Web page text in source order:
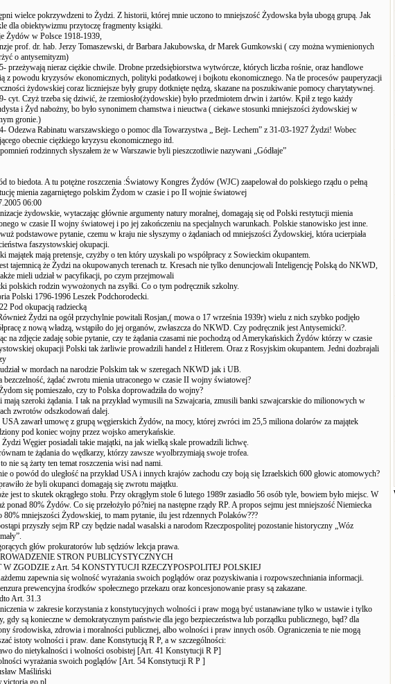
wielce pokrzywdzeni to Żydzi. Z historii, której mnie uczono to mniejszość Żydowska była ubogą grupą. Jak
dla obiektywizmu przytoczę fragmenty książki.
Żydów w Polsce 1918-1939,
prof. dr. hab. Jerzy Tomaszewski, dr Barbara Jakubowska, dr Marek Gumkowski ( czy można wymienionych
o antysemityzm)
przeżywają nieraz ciężkie chwile. Drobne przedsiębiorstwa wytwórcze, których liczba rośnie, oraz handlowe
z powodu kryzysów ekonomicznych, polityki podatkowej i bojkotu ekonomicznego. Na tle procesów pauperyzacji
żydowskiej coraz liczniejsze były grupy dotknięte nędzą, skazane na poszukiwanie pomocy charytatywnej.
cyt. Czyż trzeba się dziwić, że rzemiosło(żydowskie) było przedmiotem drwin i żartów. Kpił z tego każdy
i Żyd nabożny, bo było synonimem chamstwa i nieuctwa ( ciekawe stosunki mniejszości żydowskiej w
gronie.)
Odezwa Rabinatu warszawskiego o pomoc dla Towarzystwa „ Bejt- Lechem” z 31-03-1927 Żydzi! Wobec
obecnie ciężkiego kryzysu ekonomicznego itd.
rodzinnych słyszałem że w Warszawie byli pieszczotliwie nazywani „Gódłaje”
to biedota. A tu potężne roszczenia :Światowy Kongres Żydów (WJC) zaapelował do polskiego rządu o pełną
mienia zagarniętego polskim Żydom w czasie i po II wojnie światowej
06:00
żydowskie, wytaczając głównie argumenty natury moralnej, domagają się od Polski restytucji mienia
w czasie II wojny światowej i po jej zakończeniu na specjalnych warunkach. Polskie stanowisko jest inne.
podstawowe pytanie, czemu w kraju nie słyszymy o żądaniach od mniejszości Żydowskiej, która ucierpiała
faszystowskiej okupacji.
majątek mają pretensje, czyżby o ten który uzyskali po współpracy z Sowieckim okupantem.
tajemnicą że Żydzi na okupowanych terenach tz. Kresach nie tylko denuncjowali Inteligencję Polską do NKWD,
mieli udział w pacyfikacji, po czym przejmowali
polskich rodzin wywożonych na zsyłki. Co o tym podręcznik szkolny.
Polski 1796-1996 Leszek Podchorodecki.
Pod okupacją radziecką
Żydzi na ogół przychylnie powitali Rosjan,( mowa o 17 września 1939r) wielu z nich szybko podjęło
z nową władzą, wstąpiło do jej organów, zwłaszcza do NKWD. Czy podręcznik jest Antysemicki?.
na zdjęcie zadaję sobie pytanie, czy te żądania czasami nie pochodzą od Amerykańskich Żydów którzy w czasie
okupacji Polski tak żarliwie prowadzili handel z Hitlerem. Oraz z Rosyjskim okupantem. Jedni dozbrajali
w mordach na narodzie Polskim tak w szeregach NKWD jak i UB.
bezczelność, żądać zwrotu mienia utraconego w czasie II wojny światowej?
się pomieszało, czy to Polska doprowadziła do wojny?
mają szeroki żądania. I tak na przykład wymusili na Szwajcaria, zmusili banki szwajcarskie do milionowych w
zwrotów odszkodowań dalej.
USA zawarł umowę z grupą węgierskich Żydów, na mocy, której zwróci im 25,5 miliona dolarów za majątek
pod koniec wojny przez wojsko amerykańskie.
Żydzi Węgier posiadali takie majątki, na jak wielką skale prowadzili lichwę.
te żądania do wędkarzy, którzy zawsze wyolbrzymiają swoje trofea.
nie są żarty ten temat roszczenia wisi nad nami.
o powód do uległość na przykład USA i innych krajów zachodu czy boją się Izraelskich 600 głowic atomowych?
że byli okupanci domagają się zwrotu majątku.
jest to skutek okrągłego stołu. Przy okrągłym stole 6 lutego 1989r zasiadło 56 osób tyle, bowiem było miejsc. W
ponad 80% Żydów. Co się przełożyło pó?niej na następne rządy RP. A propos sejmu jest mniejszość Niemiecka
80% mniejszości Żydowskiej, to mam pytanie, ilu jest rdzennych Polaków???
przyszły sejm RP czy będzie nadal wasalski a narodom Rzeczpospolitej pozostanie historyczny „Wóz
głów prokuratorów lub sędziów lekcja prawa.
STRON PUBLICYSTYCZNYCH
W ZGODZIE z Art. 54 KONSTYTUCJI RZECZYPOSPOLITEJ POLSKIEJ
zapewnia się wolność wyrażania swoich poglądów oraz pozyskiwania i rozpowszechniania informacji.
prewencyjna środków społecznego przekazu oraz koncesjonowanie prasy są zakazane.
Art. 31.3
w zakresie korzystania z konstytucyjnych wolności i praw mogą być ustanawiane tylko w ustawie i tylko
gdy są konieczne w demokratycznym państwie dla jego bezpieczeństwa lub porządku publicznego, bąd? dla
środowiska, zdrowia i moralności publicznej, albo wolności i praw innych osób. Ograniczenia te nie mogą
istoty wolności i praw. dane Konstytucją R P, a w szczególności:
do nietykalności i wolności osobistej [Art. 41 Konstytucji R P]
wyrażania swoich poglądów [Art. 54 Konstytucji R P ]
Maśliński